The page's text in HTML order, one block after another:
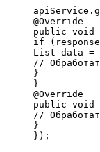
@Override
public void
if
List data =
//
}
}
@Override
public void
//
}